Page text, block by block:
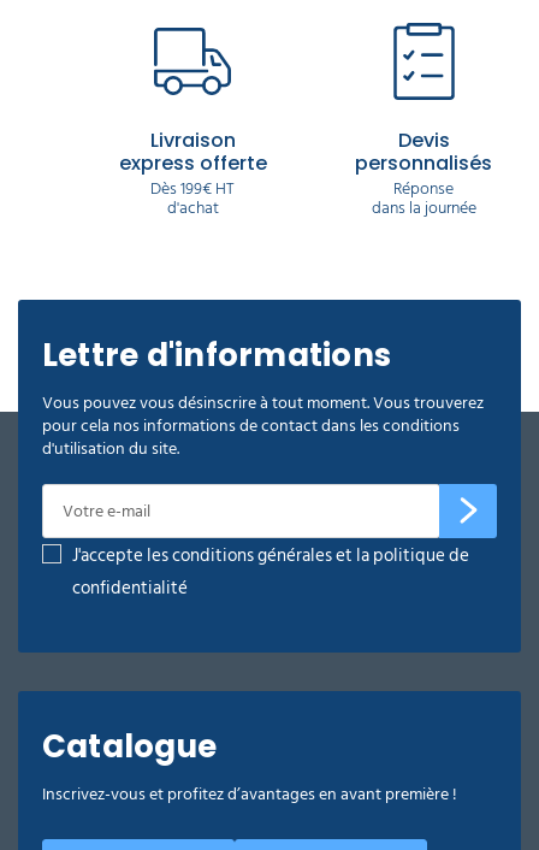
Livraison
express offerte
Dès 199€ HT
d'achat
Devis
personnalisés
Réponse
dans la journée
Lettre d'informations
Vous pouvez vous désinscrire à tout moment. Vous trouverez
pour cela nos informations de contact dans les conditions
d'utilisation du site.
J'accepte les conditions générales et la politique de
confidentialité
Catalogue
Inscrivez-vous et profitez d’avantages en avant première !